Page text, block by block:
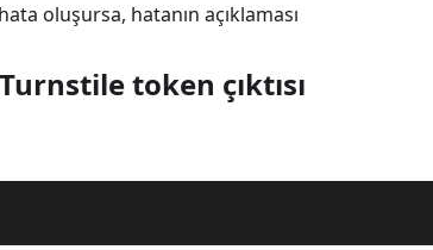
oluşursa, hatanın açıklaması
token çıktısı